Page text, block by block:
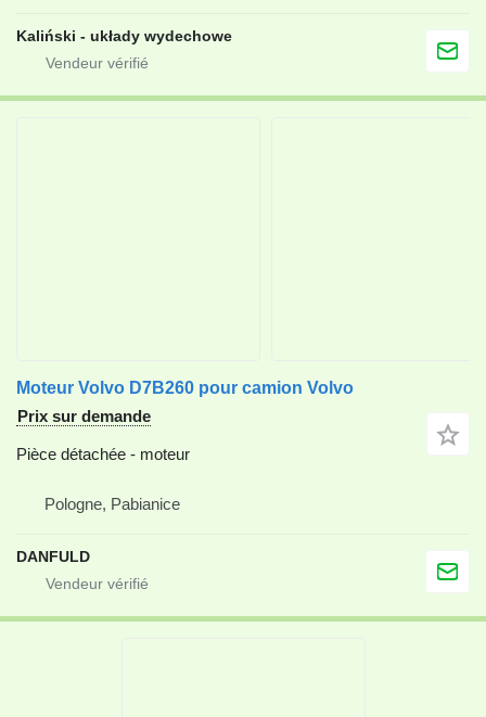
Kaliński - układy wydechowe
Moteur Volvo D7B260 pour camion Volvo
Prix sur demande
Pièce détachée - moteur
Pologne, Pabianice
DANFULD